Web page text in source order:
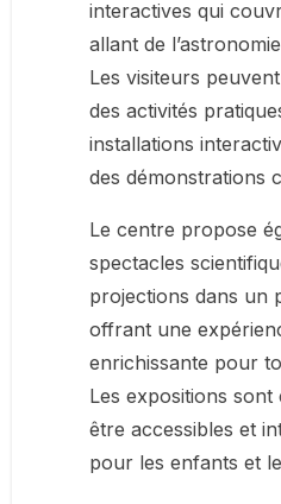
interactives qui
allant de
Les visiteurs
des activités
installations
des démonstrations
Le centre propose
spectacles
projections dans un
offrant une
enrichissante pour
Les expositions
être accessibles et
pour les enfants et